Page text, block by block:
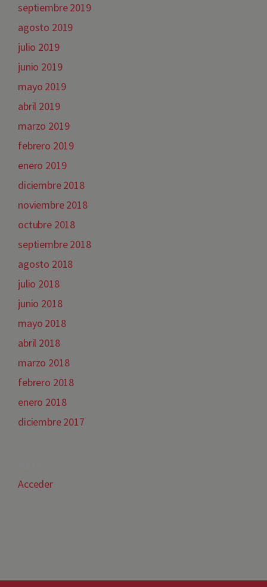
septiembre 2019
agosto 2019
julio 2019
junio 2019
mayo 2019
abril 2019
marzo 2019
febrero 2019
enero 2019
diciembre 2018
noviembre 2018
octubre 2018
septiembre 2018
agosto 2018
julio 2018
junio 2018
mayo 2018
abril 2018
marzo 2018
febrero 2018
enero 2018
diciembre 2017
Acceder